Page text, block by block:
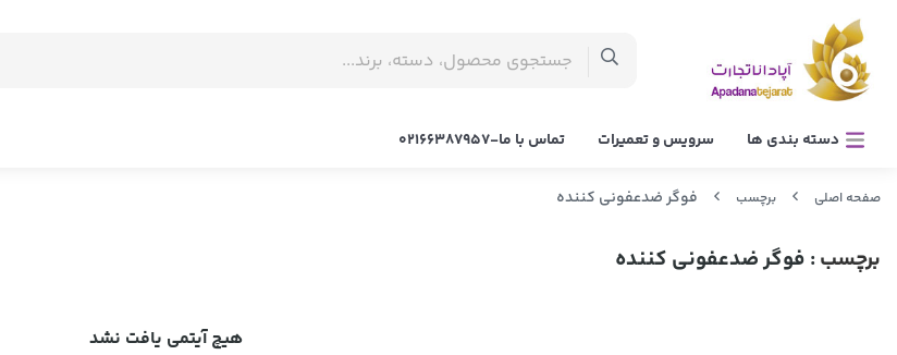
دسته بندی ها سرویس و تعمیرات تماس با ما-02166387957
صفحه اصلی برچسب فوگر ضدعفونی کننده
برچسب : فوگر ضدعفونی کننده
هیچ آیتمی یافت نشد